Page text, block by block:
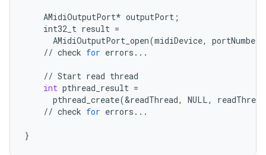
AMidiOutputPort* outputPort ;
int32_t result =
AMidiOutputPort_open(midiDevice, portNumber
// check for errors ...
// Start read thread
int pthread_result =
pthread_create(&readThread, NULL,
// check for errors ...
}